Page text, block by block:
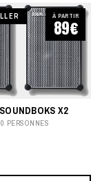
À PARTIR
89€
X2
PERSONNES